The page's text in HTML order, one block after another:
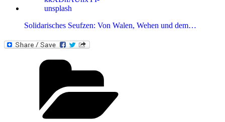
Solidarisches Seufzen: Von Walen, Wehen und dem…